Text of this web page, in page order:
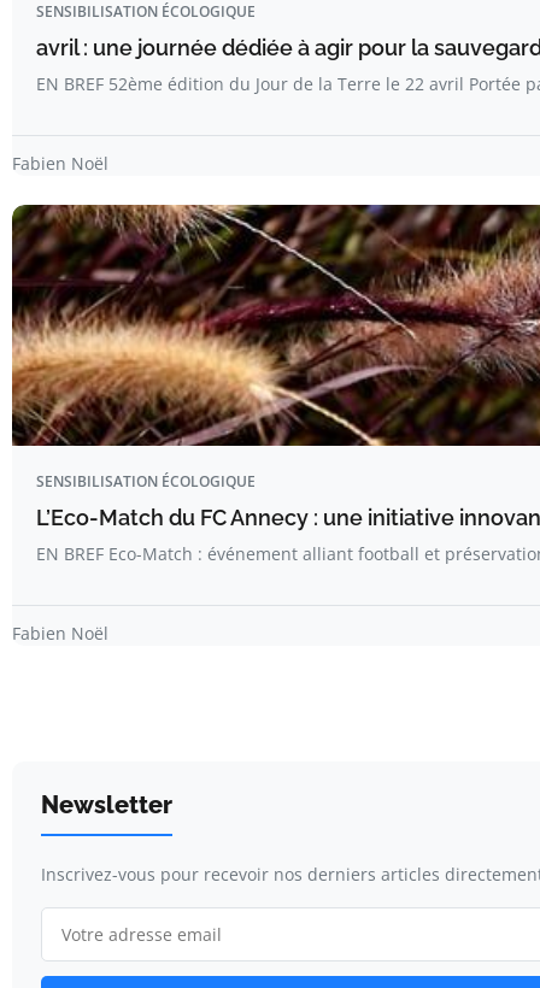
SENSIBILISATION ÉCOLOGIQUE
avril : une journée dédiée à agir pour la
EN BREF 52ème édition du Jour de la Terre le 22 avril Portée
Fabien Noël
SENSIBILISATION ÉCOLOGIQUE
L’Eco-Match du FC Annecy : une initiative
EN BREF Eco-Match : événement alliant football et
Fabien Noël
Newsletter
Inscrivez-vous pour recevoir nos derniers articles